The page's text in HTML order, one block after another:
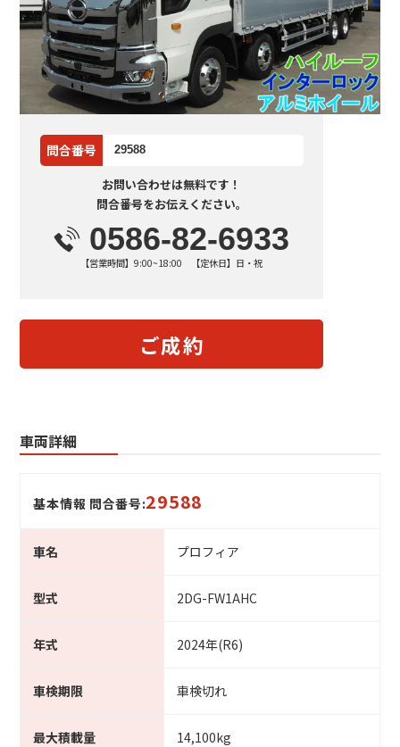
問合番号 29588
お問い合わせは無料です！
問合番号をお伝えください。
0586-82-6933
【営業時間】9:00~18:00 【定休日】日・祝
ご成約
車両詳細
基本情報 問合番号:29588
車名 プロフィア
型式 2DG-FW1AHC
年式 2024年(R6)
車検期限 車検切れ
最大積載量 14,100kg